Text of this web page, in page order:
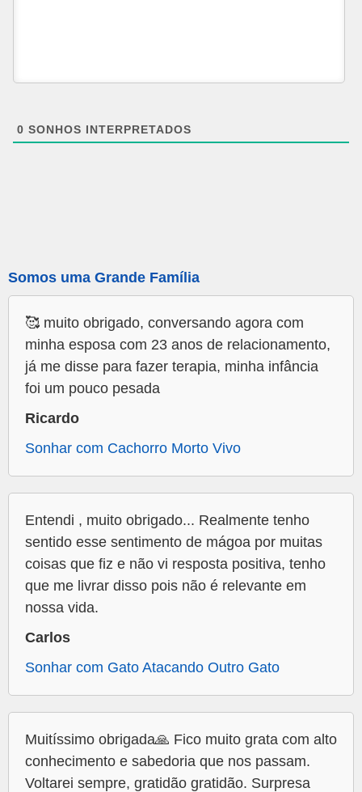
0 SONHOS INTERPRETADOS
Somos uma Grande Família
🥰 muito obrigado, conversando agora com
minha esposa com 23 anos de relacionamento,
já me disse para fazer terapia, minha infância
foi um pouco pesada
Ricardo
Sonhar com Cachorro Morto Vivo
Entendi , muito obrigado... Realmente tenho
sentido esse sentimento de mágoa por muitas
coisas que fiz e não vi resposta positiva, tenho
que me livrar disso pois não é relevante em
nossa vida.
Carlos
Sonhar com Gato Atacando Outro Gato
Muitíssimo obrigada🙏 Fico muito grata com alto
conhecimento e sabedoria que nos passam.
Voltarei sempre, gratidão gratidão. Surpresa